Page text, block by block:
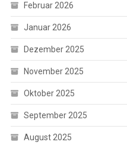
Februar 2026
Januar 2026
Dezember 2025
November 2025
Oktober 2025
September 2025
August 2025